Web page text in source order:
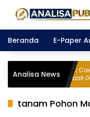
Beranda
E-Paper
Analisa News
9 Dafam Pacific Caesar
dan Basketball Gelar Aksi
Anak Panti
tanam Pohon